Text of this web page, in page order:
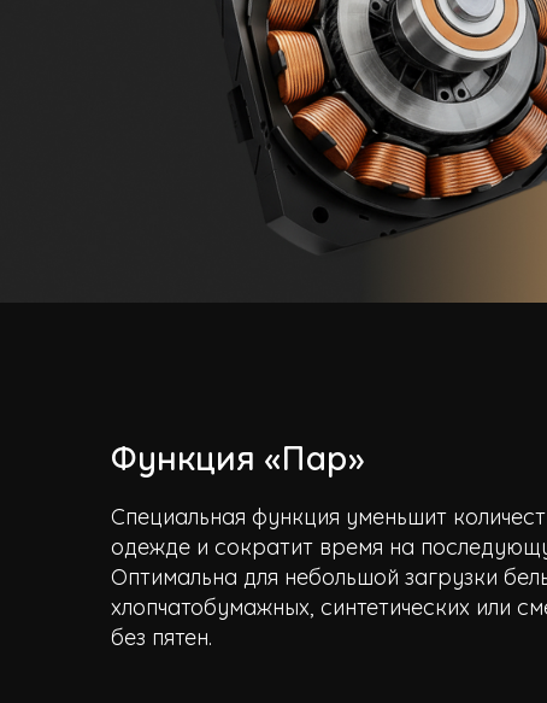
Функция «Пар»
Специальная функция уменьшит
одежде и сократит время на
Оптимальна для небольшой загрузки
хлопчатобумажных, синтетических или
без пятен.